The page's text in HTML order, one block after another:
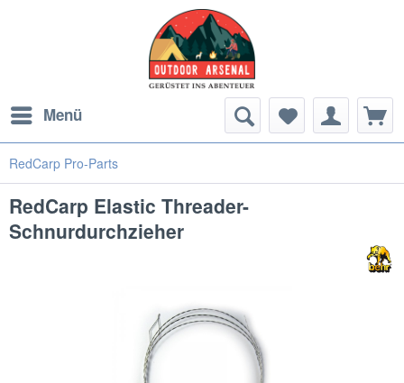
Menü
RedCarp Pro-Parts
RedCarp Elastic Threader-
Schnurdurchzieher